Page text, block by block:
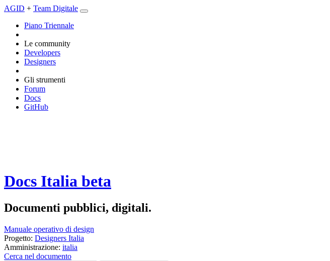
AGID + Team Digitale
Piano Triennale
Le community
Developers
Designers
Gli strumenti
Forum
Docs
GitHub
Docs Italia beta
Documenti pubblici, digitali.
Manuale operativo di design
Progetto: Designers Italia
Amministrazione: italia
Cerca nel documento